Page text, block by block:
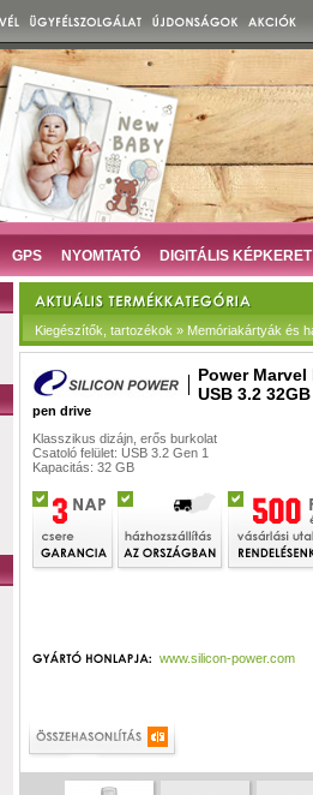
GPS NYOMTATÓ DIGITÁLIS KÉPKERET
Kiegészítők, tartozékok » Memóriakártyák és
Power Marvel
USB 3.2
pen drive
Klasszikus dizájn, erős burkolat
Csatoló felület: USB 3.2 Gen 1
Kapacitás: 32 GB
www.silicon-power.com